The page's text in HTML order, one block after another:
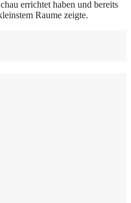
errichtet haben und bereits
Raume zeigte.